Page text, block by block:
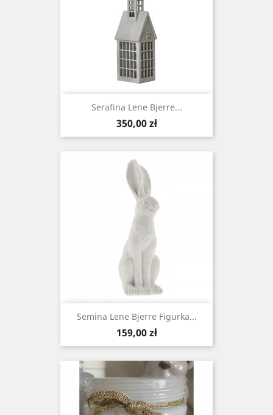
Serafina Lene Bjerre...
Cena
350,00 zł
Semina Lene Bjerre Figurka...
Cena
159,00 zł